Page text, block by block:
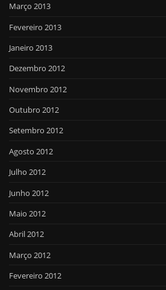
Março 2013
Fevereiro 2013
Janeiro 2013
Dezembro 2012
Novembro 2012
Outubro 2012
Setembro 2012
Agosto 2012
Julho 2012
Junho 2012
Maio 2012
Abril 2012
Março 2012
Fevereiro 2012